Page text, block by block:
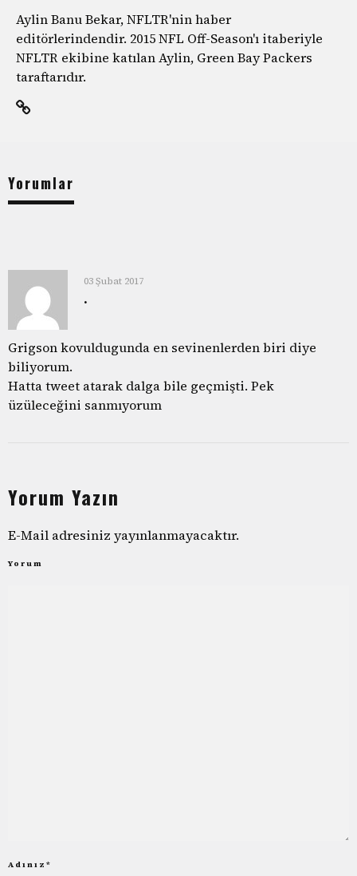
Aylin Banu Bekar, NFLTR'nin haber
editörlerindendir. 2015 NFL Off-Season'ı itaberiyle
NFLTR ekibine katılan Aylin, Green Bay Packers
taraftarıdır.
Yorumlar
03 Şubat 2017
.
Grigson kovuldugunda en sevinenlerden biri diye
biliyorum.
Hatta tweet atarak dalga bile geçmişti. Pek
üzüleceğini sanmıyorum
Yorum Yazın
E-Mail adresiniz yayınlanmayacaktır.
Yorum
Adınız *